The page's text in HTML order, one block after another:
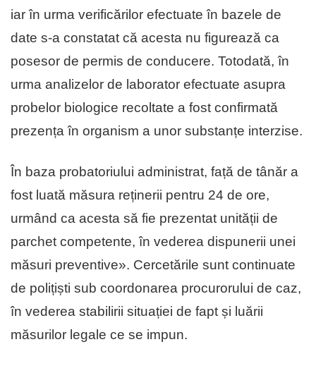
iar în urma verificărilor efectuate în bazele de
date s-a constatat că acesta nu figurează ca
posesor de permis de conducere. Totodată, în
urma analizelor de laborator efectuate asupra
probelor biologice recoltate a fost confirmată
prezența în organism a unor substanțe interzise.
În baza probatoriului administrat, față de tânăr a
fost luată măsura reținerii pentru 24 de ore,
urmând ca acesta să fie prezentat unității de
parchet competente, în vederea dispunerii unei
măsuri preventive». Cercetările sunt continuate
de polițiști sub coordonarea procurorului de caz,
în vederea stabilirii situației de fapt și luării
măsurilor legale ce se impun.